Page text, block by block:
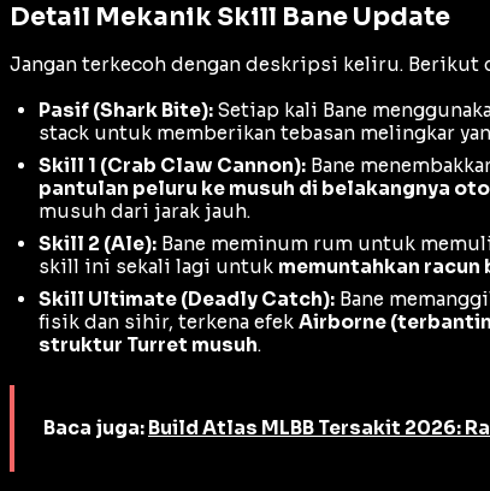
Detail Mekanik Skill Bane Update
Jangan terkecoh dengan deskripsi keliru. Berikut
Pasif (Shark Bite): Setiap kali Bane
stack untuk memberikan tebasan melingkar
Skill 1 (Crab Claw Cannon): Bane
pantulan peluru ke musuh di belakangnya
musuh dari jarak jauh.
Skill 2 (Ale): Bane meminum rum untuk
skill ini sekali lagi untuk memuntahkan racun
Skill Ultimate (Deadly Catch): Bane
fisik dan sihir, terkena efek Airborne
struktur Turret musuh.
Baca juga: Build Atlas MLBB Tersakit 2026: